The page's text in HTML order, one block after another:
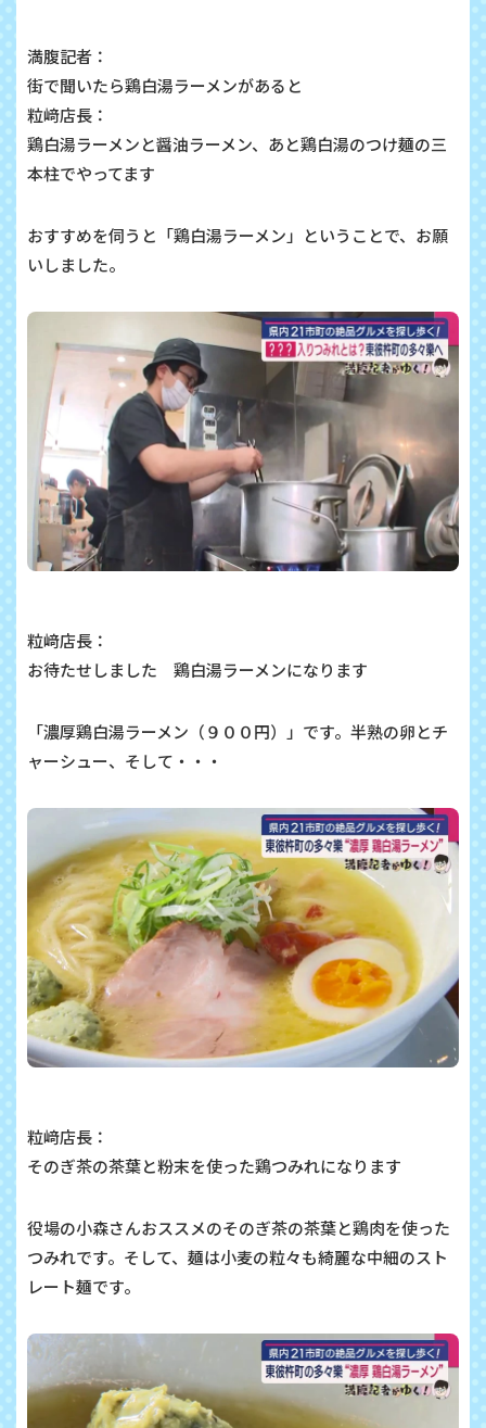
満腹記者：
街で聞いたら鶏白湯ラーメンがあると
粒﨑店長：
鶏白湯ラーメンと醤油ラーメン、あと鶏白湯のつけ麺の三
本柱でやってます
おすすめを伺うと「鶏白湯ラーメン」ということで、お願
いしました。
粒﨑店長：
お待たせしました 鶏白湯ラーメンになります
「濃厚鶏白湯ラーメン（９００円）」です。半熟の卵とチ
ャーシュー、そして・・・
粒﨑店長：
そのぎ茶の茶葉と粉末を使った鶏つみれになります
役場の小森さんおススメのそのぎ茶の茶葉と鶏肉を使った
つみれです。そして、麺は小麦の粒々も綺麗な中細のスト
レート麺です。